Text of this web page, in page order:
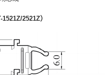
2521Z）